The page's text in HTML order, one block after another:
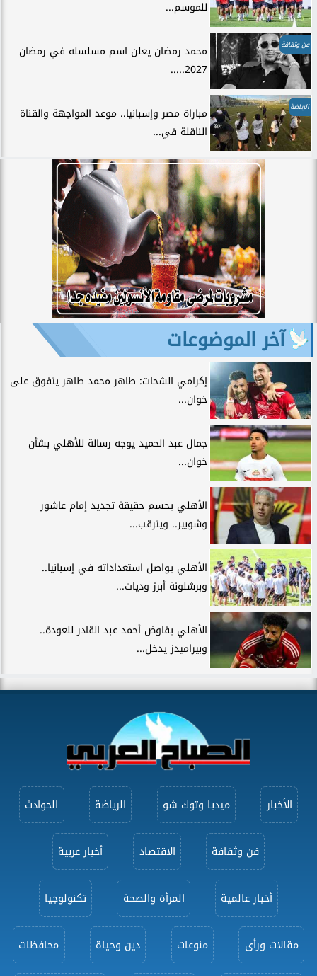
للموسم...
فن وثقافة
محمد رمضان يعلن اسم مسلسله في رمضان
2027.....
الرياضة
مباراة مصر وإسبانيا.. موعد المواجهة والقناة
الناقلة في...
آخر الموضوعات
إكرامي الشحات: طاهر محمد طاهر يتفوق على
خوان...
جمال عبد الحميد يوجه رسالة للأهلي بشأن
خوان...
الأهلي يحسم حقيقة تجديد إمام عاشور
وشوبير.. ويترقب...
الأهلي يواصل استعداداته في إسبانيا..
وبرشلونة أبرز وديات...
الأهلي يفاوض أحمد عبد القادر للعودة..
وبيراميدز يدخل...
الأخبار ميديا وتوك شو الرياضة الحوادث
فن وثقافة الاقتصاد أخبار عربية
أخبار عالمية المرأة والصحة تكنولوجيا
مقالات ورأى منوعات دين وحياة محافظات